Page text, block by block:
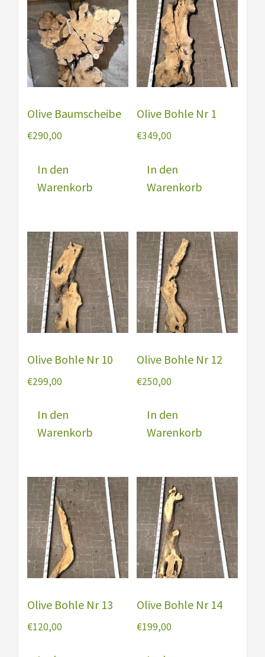
Olive Baumscheibe
€290,00
In den
Warenkorb
Olive Bohle Nr 1
€349,00
In den
Warenkorb
Olive Bohle Nr 10
€299,00
In den
Warenkorb
Olive Bohle Nr 12
€250,00
In den
Warenkorb
Olive Bohle Nr 13
€120,00
Olive Bohle Nr 14
€199,00